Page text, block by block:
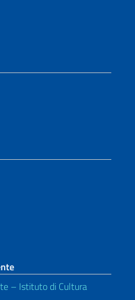
– Istituto di Cultura